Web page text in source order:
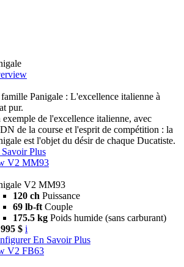
Panigale : L'excellence italienne à
pur.
exemple de l'excellence italienne, avec
de la course et l'esprit de compétition : la
est l'objet du désir de chaque Ducatiste.
Plus
V2 MM93
V2 MM93
120 ch Puissance
69 lb-ft Couple
175.5 kg Poids humide (sans carburant)
$ i
En Savoir Plus
V2 FB63